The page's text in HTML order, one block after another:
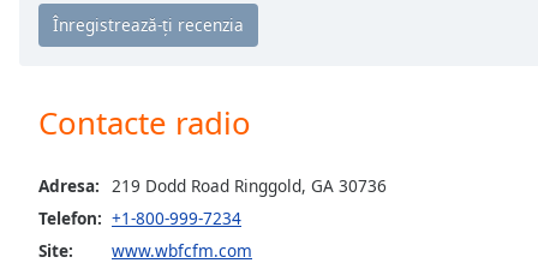
Chapters
Chapters
selected
Subtitles
Contacte radio
Adresa:
219 Dodd Road Ringgold, GA 30736
Telefon: +1-800-999-7234
Site:
www.wbfcfm.com